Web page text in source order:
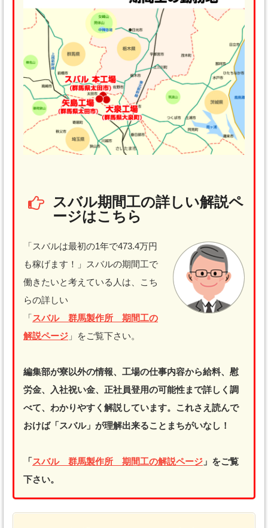
スバル期間工の詳しい解説ペ
ージはこちら
「スバルは最初の1年で473.4万円
も稼げます！」スバルの期間工で
働きたいと考えている人は、こち
らの詳しい
「スバル 群馬製作所 期間工の
解説ページ 」をご覧下さい。
編集部が寮以外の情報、工場の仕事内容から給料、慰
労金、入社祝い金、正社員登用の可能性まで詳しく調
べて、わかりやすく解説しています。これさえ読んで
おけば「スバル」が理解出来ることまちがいなし！
「スバル 群馬製作所 期間工の解説ページ 」をご覧
下さい。